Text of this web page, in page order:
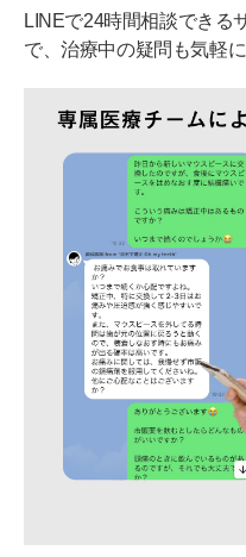
LINEで24時間相談できる
で、治療中の疑問も気軽